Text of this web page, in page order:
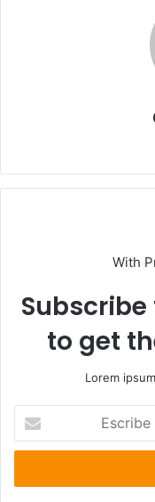
With
to get
Lorem
correo